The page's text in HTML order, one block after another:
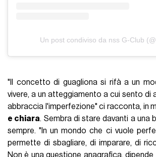
Un post condiviso da nss G-Club
"Il concetto di guagliona si rifà a un
vivere, a un atteggiamento a cui sento di
abbraccia l'imperfezione" ci racconta, in
e chiara. Sembra di stare davanti a una
sempre. "In un mondo che ci vuole
permette di sbagliare, di imparare, di
Non è una questione anagrafica, dipende